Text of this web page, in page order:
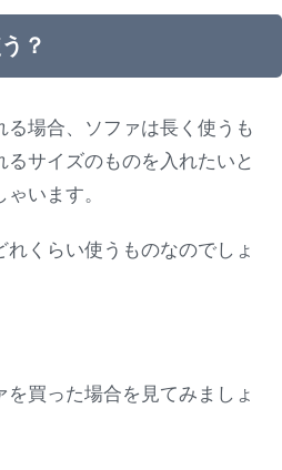
？
る場合、ソファは長く使うも
サイズのものを入れたいと
います。
くらい使うものなのでしょ
買った場合を見てみましょ